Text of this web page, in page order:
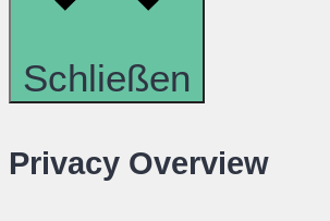
Schließen
Privacy Overview